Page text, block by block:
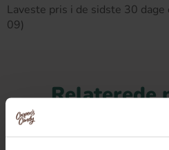
Laveste pris i de sidste 30
09)
Relaterede